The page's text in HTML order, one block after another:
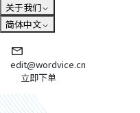
关于我们
简体中文
edit@wordvice.cn
立即下单